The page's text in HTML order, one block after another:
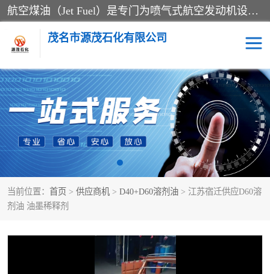
航空煤油（Jet Fuel）是专门为喷气式航空发动机设计的高纯度燃料，主要分为Jet A、Jet A-1和Jet B等类型。其特点是闪点高、低温流动性好，并添加了抗静电剂和抗氧化剂以确保飞行安全。航空煤油需
茂名市源茂石化有限公司
当前位置： 首页 > 供应商机 > D40+D60溶剂油 > 江苏宿迁供应D60溶
剂油 油墨稀释剂
RP3航空煤油 D20+D30溶剂油
D40+D60溶剂油 D80+D100溶剂油
6号+120号溶剂油 260号溶剂油
异构烷烃 天然乳胶
46+68号化妆级白油